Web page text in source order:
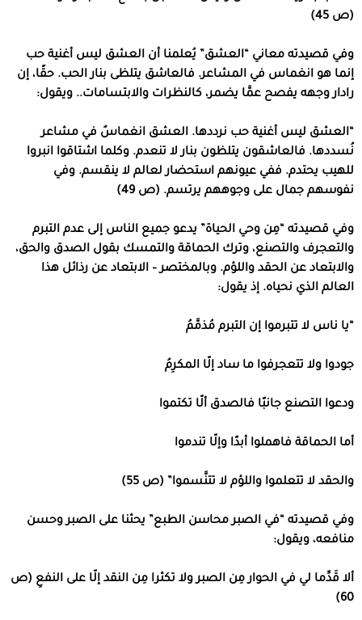
(ص 45)
وفي قصيدته معاني “العشق” يُعلمنا أن العشق ليس أغنية حب
إنما هو انغماس في المشاعر. فالعاشق يتلظى بنار الحب. حقًا، إن
رادار وجهه يفصح عمَّا يضمر، كالنظرات والابتسامات.. ويقول:
“العشق ليس أغنية حب نرددها. العشق انغماسٌ في مشاعر
نُسددها. فالعاشقون يتلظون بنار لا تنعدم. وكلما اشتاقوا انبروا
للهيب يحتدم. ففي عيونهم استحضار لعالم لا ينقسم. وفي
نفوسهم جمال على وجوههم يرتسم. (ص 49)
وفي قصيدته “مِن وحي الحياة” يدعو جميع الناس إلى عدم التبرم
والتعجرف والتصنع، وترك الحماقة والتمسك بقول الصدق والحق،
والابتعاد عن الحقد واللؤم. وبالمختصر – الابتعاد عن رذائل هذا
العالم الذي نحياه. إذ يقول:
“يا ناس لا تتبرموا إن التبرم مُذمَّمُ
جودوا ولا تتعجرفوا ما ساد إلّا المكرِمُ
ودعوا التصنع جانبًا فالصدق ألّا تكتموا
أما الحماقة فاهملوا أبدًا وإلّا تندموا
والحقد لا تتعلموا واللؤم لا تتنَّسموا” (ص 55)
وفي قصيدته “في الصبر محاسن الطبع” يحثنا على الصبر وحسن
منافعه، ويقول:
ألا قَدِّما لي في الحوار مِن الصبر ولا تكثرا مِن النقد إلّا على النفعِ (ص
60)